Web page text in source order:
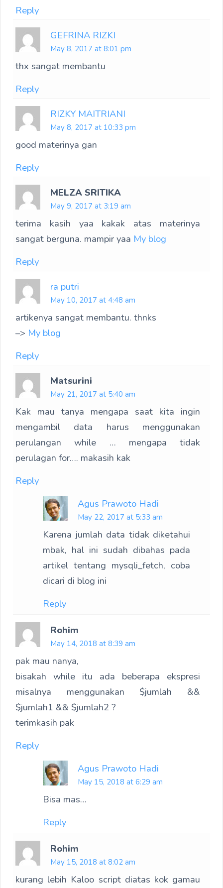
Reply
GEFRINA RIZKI
May 8, 2017 at 8:01 pm
thx sangat membantu
Reply
RIZKY MAITRIANI
May 8, 2017 at 10:33 pm
good materinya gan
Reply
MELZA SRITIKA
May 9, 2017 at 3:19 am
terima kasih yaa kakak atas materinya
sangat berguna. mampir yaa My blog
Reply
ra putri
May 10, 2017 at 4:48 am
artikenya sangat membantu. thnks
–> My blog
Reply
Matsurini
May 21, 2017 at 5:40 am
Kak mau tanya mengapa saat kita ingin
mengambil data harus menggunakan
perulangan while … mengapa tidak
perulagan for…. makasih kak
Reply
Agus Prawoto Hadi
May 22, 2017 at 5:33 am
Karena jumlah data tidak diketahui
mbak, hal ini sudah dibahas pada
artikel tentang mysqli_fetch, coba
dicari di blog ini
Reply
Rohim
May 14, 2018 at 8:39 am
pak mau nanya,
bisakah while itu ada beberapa ekspresi
misalnya menggunakan $jumlah &&
$jumlah1 && $jumlah2 ?
terimkasih pak
Reply
Agus Prawoto Hadi
May 15, 2018 at 6:29 am
Bisa mas…
Reply
Rohim
May 15, 2018 at 8:02 am
kurang lebih Kaloo script diatas kok gamau